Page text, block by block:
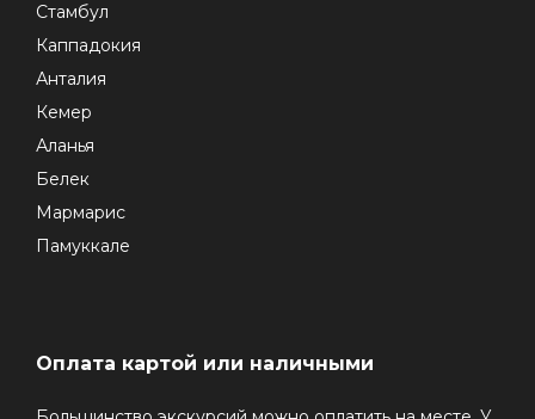
Стамбул
Каппадокия
Анталия
Кемер
Аланья
Белек
Мармарис
Памуккале
Оплата картой или наличными